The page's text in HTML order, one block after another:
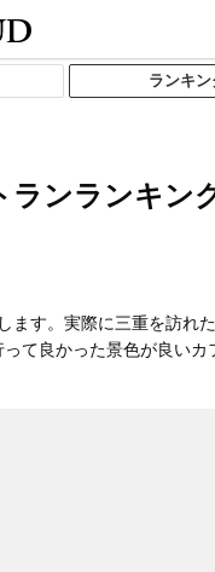
ランキン
ランランキン
ます。実際に三重を訪れ
て良かった景色が良いカ